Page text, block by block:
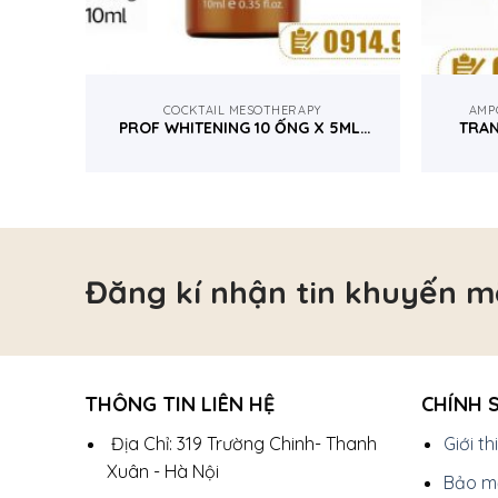
COCKTAIL MESOTHERAPY
PROF WHITENING 10 ỐNG X 5ML-
Đăng kí nhận tin khuyến
THÔNG TIN LIÊN HỆ
Địa Chỉ: 319 Trường Chinh- Thanh
Xuân - Hà Nội
CHÍNH
Giới
Bảo